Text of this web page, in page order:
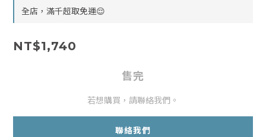
全店，滿千超取免運😌
NT$1,740
售完
若想購買，請聯絡我們。
聯絡我們